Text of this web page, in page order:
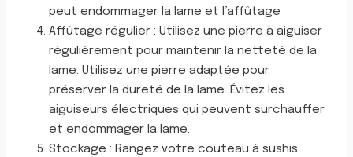
peut endommager la lame et l’affûtage
Affûtage régulier : Utilisez une pierre à aiguiser
régulièrement pour maintenir la netteté de la
lame. Utilisez une pierre adaptée pour
préserver la dureté de la lame. Évitez les
aiguiseurs électriques qui peuvent surchauffer
et endommager la lame.
Stockage : Rangez votre couteau à sushis